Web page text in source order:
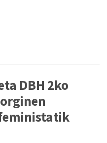
DBH 2ko